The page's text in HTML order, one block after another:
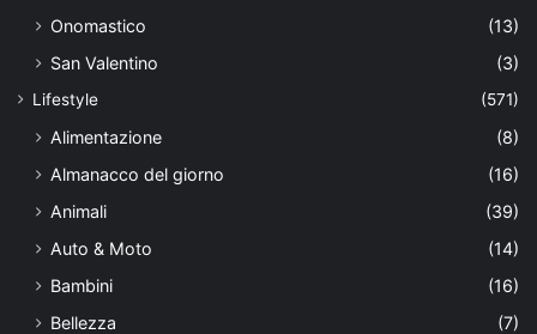
Onomastico
(13)
San Valentino
(3)
Lifestyle (571)
Alimentazione
(8)
Almanacco del giorno
(16)
Animali
(39)
Auto & Moto
(14)
Bambini
(16)
Bellezza
(7)